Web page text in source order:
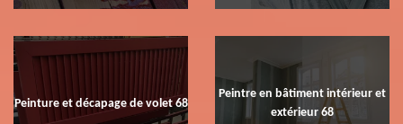
Peinture et décapage de volet 68
Peintre en bâtiment intérieur et
extérieur 68